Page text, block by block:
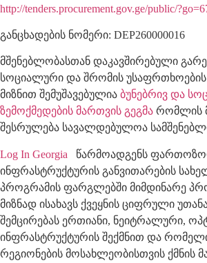
http://tenders.procurement.gov.ge/public/
განცხადების ნომერი: DEP260000016
მშენებლობასთან დაკავშირებული
სოციალური და შრომის უსაფრთხოების
მიზნით შემუშავებულია ბუნებრივ და
ზემოქმედების მართვის გეგმა რომლის
შესრულება სავალდებულოა
Log In Georgia
წარმოადგენს
ინფრასტრუქტურის განვითარების
პროგრამის ფარგლებში მიმდინარე
მიზნად ისახავს ქვეყნის ციფრული
შემცირებას ერთიანი, ნეიტრალური,
ინფრასტრუქტურის შექმნით და
რეგიონების მოსახლეობისთვის ქმნის